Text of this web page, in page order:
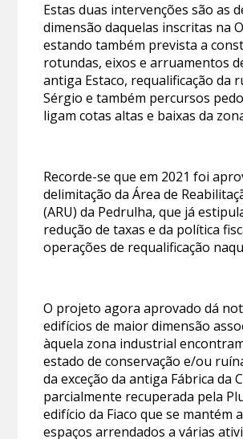
Estas duas intervenções são as
dimensão daquelas inscritas na
estando também prevista a
rotundas, eixos e arruamentos
antiga Estaco, requalificação da
Sérgio e também percursos
ligam cotas altas e baixas da
Recorde-se que em 2021 foi
delimitação da Área de
(ARU) da Pedrulha, que já
redução de taxas e da política
operações de requalificação
O projeto agora aprovado dá
edifícios de maior dimensão
àquela zona industrial
estado de conservação e/ou
da exceção da antiga Fábrica da
parcialmente recuperada pela
edifício da Fiaco que se mantém
espaços arrendados a várias